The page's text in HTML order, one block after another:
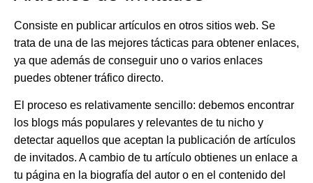
Consiste en publicar artículos en otros sitios web. Se
trata de una de las mejores tácticas para obtener enlaces,
ya que además de conseguir uno o varios enlaces
puedes obtener tráfico directo.
El proceso es relativamente sencillo: debemos encontrar
los blogs más populares y relevantes de tu nicho y
detectar aquellos que aceptan la publicación de artículos
de invitados. A cambio de tu artículo obtienes un enlace a
tu página en la biografía del autor o en el contenido del